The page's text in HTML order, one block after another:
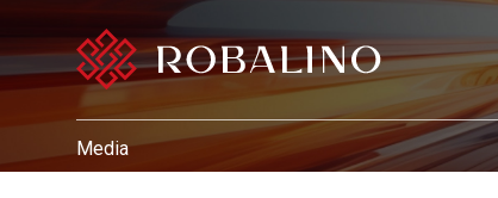
Media